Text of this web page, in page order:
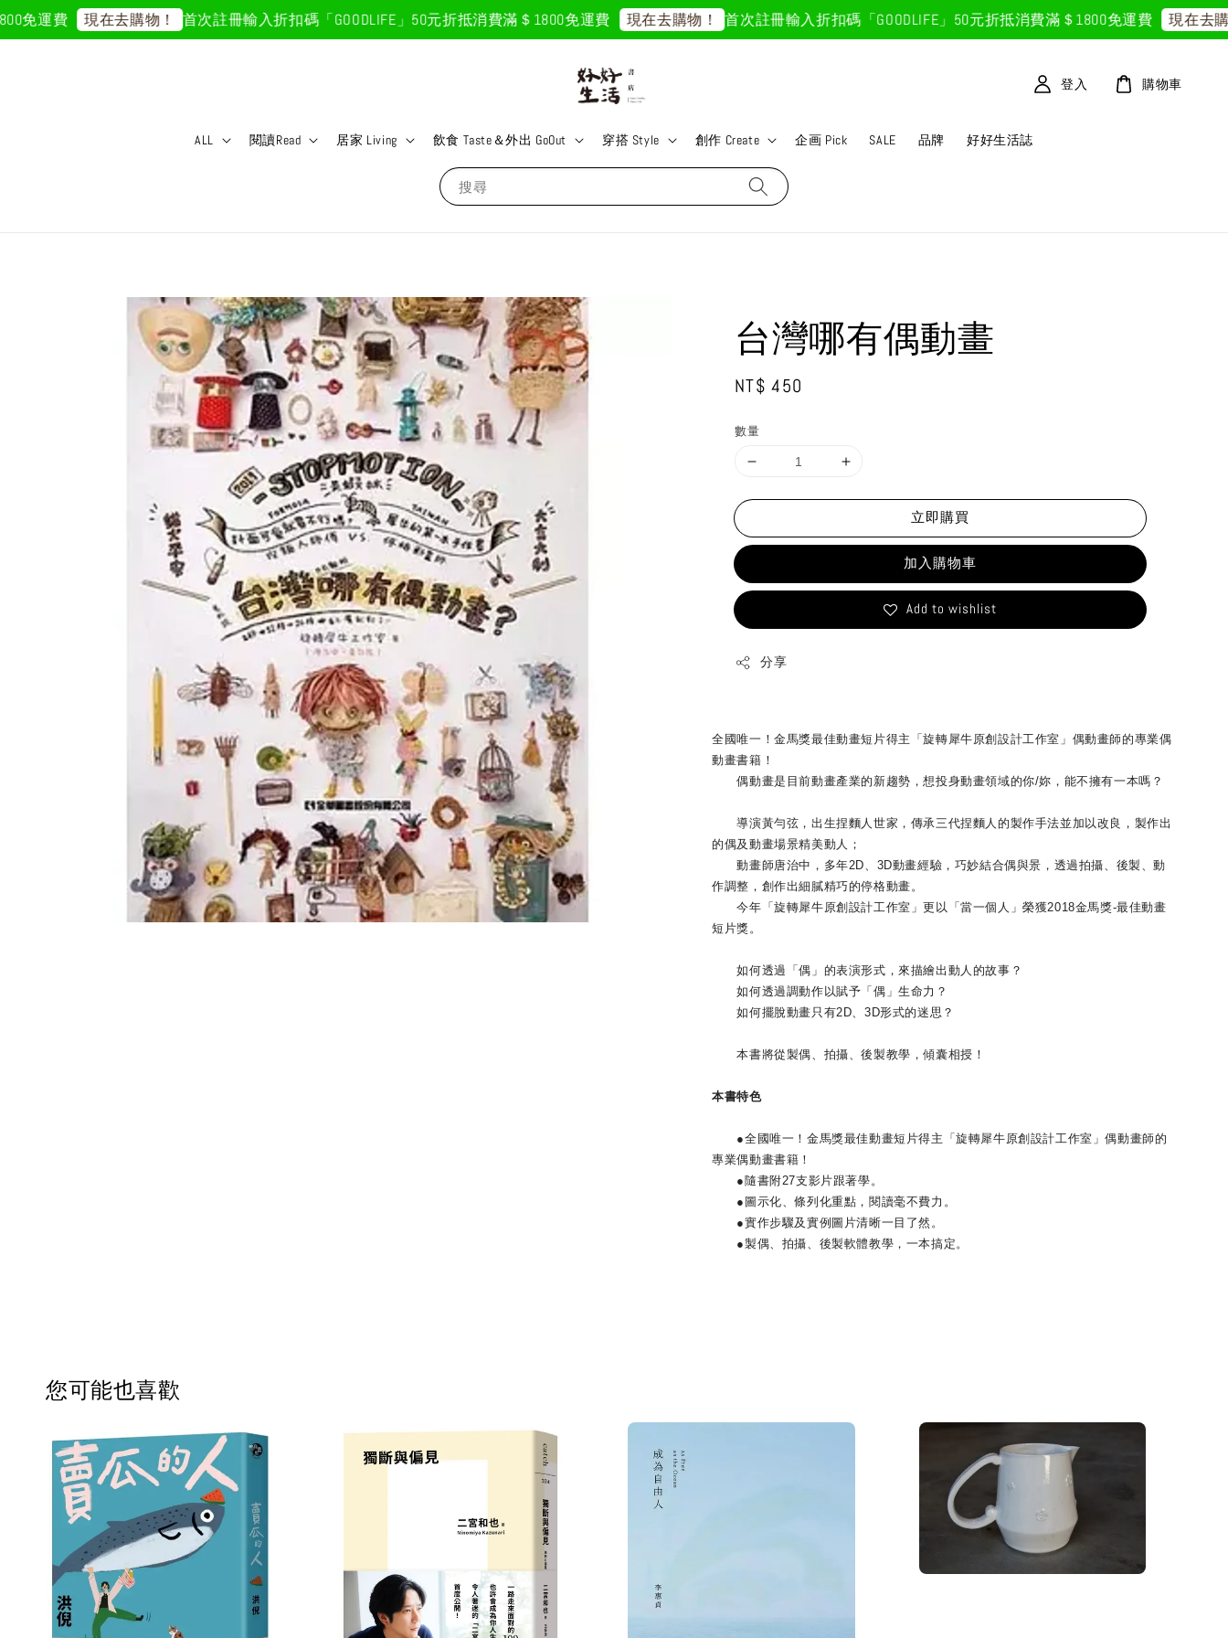
運費 現在去購物！ 首次註冊輸入折扣碼「GOODLIFE」50元折抵消費滿＄1800免運費 現在去購物！ 首次註冊輸入折扣碼「GOODLIFE」50元折抵消費滿＄1800免運費 現在去購物
搜尋
ALL 閱讀Read 居家 Living 飲食 Taste＆外出 GoOut 穿搭 Style 創作 Create 企画 Pick SALE 品牌 好好生活誌
登入 購物車
台灣哪有偶動畫
Regular
NT$ 450
數量
立即購買
加入購物車
Add to wishlist
分享
全國唯一！金馬獎最佳動畫短片得主「旋轉犀牛原創設計工作室」偶動畫師的專業偶
動畫書籍！
偶動畫是目前動畫產業的新趨勢，想投身動畫領域的你/妳，能不擁有一本嗎？
導演黃勻弦，出生捏麵人世家，傳承三代捏麵人的製作手法並加以改良，製作出
的偶及動畫場景精美動人；
動畫師唐治中，多年2D、3D動畫經驗，巧妙結合偶與景，透過拍攝、後製、動
作調整，創作出細膩精巧的停格動畫。
今年「旋轉犀牛原創設計工作室」更以「當一個人」榮獲2018金馬獎-最佳動畫
短片獎。
如何透過「偶」的表演形式，來描繪出動人的故事？
如何透過調動作以賦予「偶」生命力？
如何擺脫動畫只有2D、3D形式的迷思？
本書將從製偶、拍攝、後製教學，傾囊相授！
本書特色
●全國唯一！金馬獎最佳動畫短片得主「旋轉犀牛原創設計工作室」偶動畫師的
專業偶動畫書籍！
●隨書附27支影片跟著學。
●圖示化、條列化重點，閱讀毫不費力。
●實作步驟及實例圖片清晰一目了然。
●製偶、拍攝、後製軟體教學，一本搞定。
您可能也喜歡